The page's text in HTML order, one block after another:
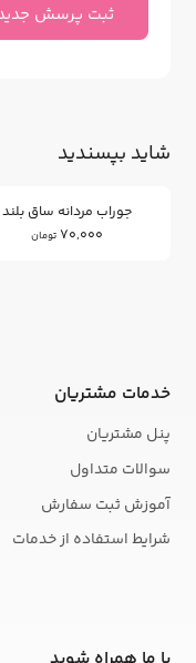
ثبت پرسش
شاید بپسندید
جوراب مردانه ساق بلند
70,000 تومان
خدمات مشتریان
پنل مشتریان
سوالات متداول
آموزش ثبت سفارش
شرایط استفاده از خدمات